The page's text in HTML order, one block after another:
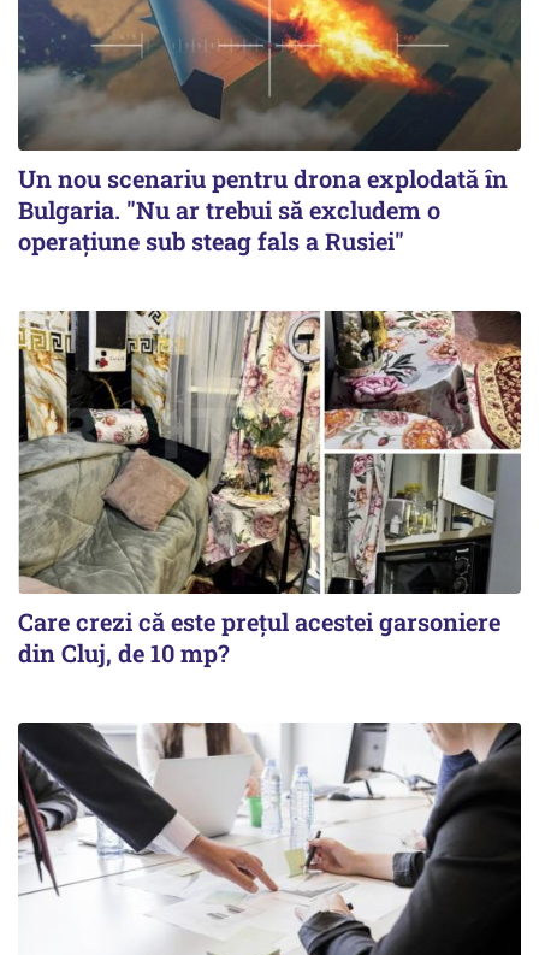
Un nou scenariu pentru drona explodată în
Bulgaria. "Nu ar trebui să excludem o
operațiune sub steag fals a Rusiei"
Care crezi că este prețul acestei garsoniere
din Cluj, de 10 mp?